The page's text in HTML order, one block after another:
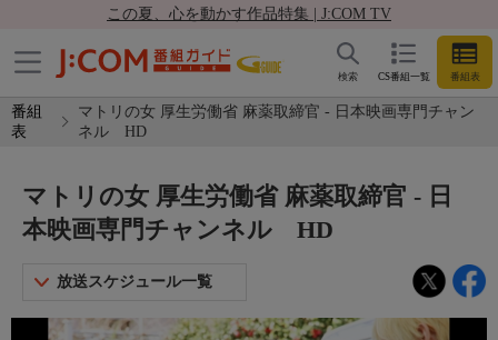
この夏、心を動かす作品特集 | J:COM TV
CS番組一覧 番組表
検索
番組
表
マトリの女 厚生労働省 麻薬取締官 - 日本映画専門チャン
ネル HD
マトリの女 厚生労働省 麻薬取締官 - 日
本映画専門チャンネル HD
放送スケジュール一覧